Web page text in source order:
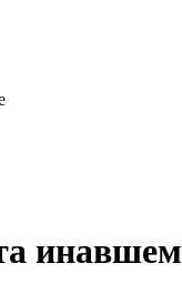
инавшем